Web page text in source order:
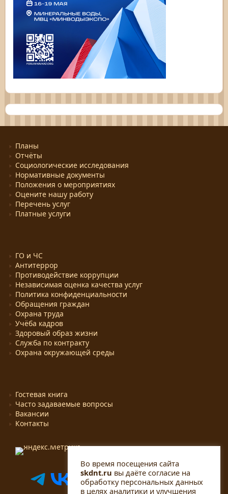
Во время посещения сайта
skdnt.ru вы даёте согласие на
обработку персональных данных
в целях аналитики и улучшения
Планы
Отчёты
Социологические исследования
Нормативные документы
Положения о мероприятиях
Оцените нашу работу
Перечень услуг
Платные услуги
ГО и ЧС
Антитеррор
Противодействие коррупции
Независимая оценка качества услуг
Политика конфиденциальности
Обращения граждан
Охрана труда
Учёба кадров
Здоровый образ жизни
Служба по контракту
Охрана окружающей среды
Гостевая книга
Часто задаваемые вопросы
Вакансии
Контакты